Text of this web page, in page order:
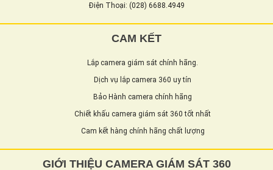
Điện Thoại: (028) 6688.4949
CAM KẾT
Lắp camera giám sát chính hãng.
Dịch vụ lắp camera 360 uy tín
Bảo Hành camera chính hãng
Chiết khấu camera giám sát 360 tốt nhất
Cam kết hàng chính hãng chất lượng
GIỚI THIỆU CAMERA GIÁM SÁT 360